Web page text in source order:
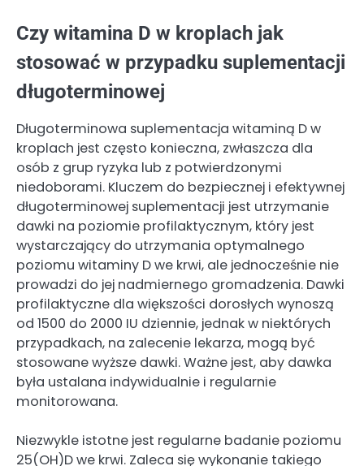
Czy witamina D w kroplach jak
stosować w przypadku suplementacji
długoterminowej
Długoterminowa suplementacja witaminą D w
kroplach jest często konieczna, zwłaszcza dla
osób z grup ryzyka lub z potwierdzonymi
niedoborami. Kluczem do bezpiecznej i efektywnej
długoterminowej suplementacji jest utrzymanie
dawki na poziomie profilaktycznym, który jest
wystarczający do utrzymania optymalnego
poziomu witaminy D we krwi, ale jednocześnie nie
prowadzi do jej nadmiernego gromadzenia. Dawki
profilaktyczne dla większości dorosłych wynoszą
od 1500 do 2000 IU dziennie, jednak w niektórych
przypadkach, na zalecenie lekarza, mogą być
stosowane wyższe dawki. Ważne jest, aby dawka
była ustalana indywidualnie i regularnie
monitorowana.
Niezwykle istotne jest regularne badanie poziomu
25(OH)D we krwi. Zaleca się wykonanie takiego